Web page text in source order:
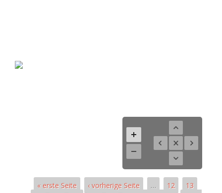
« erste Seite ‹ vorherige Seite … 12
13